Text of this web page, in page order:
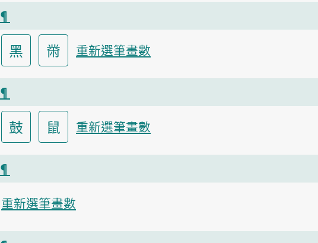
¶
黑 黹 重新選筆畫數
¶
鼓 鼠 重新選筆畫數
¶
重新選筆畫數